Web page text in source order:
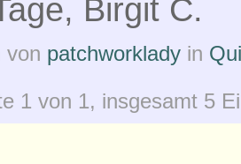
Birgit C.
von patchworklady in
1 von 1, insgesamt 5